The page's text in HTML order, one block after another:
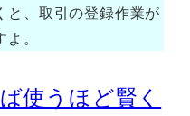
と、取引の登録作業が
。
使うほど賢く